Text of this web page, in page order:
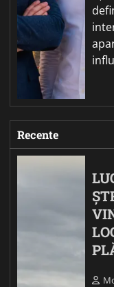
Recente